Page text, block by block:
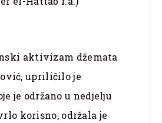
aktivizam džemata
upriličilo je
je održano u nedjelju
korisno, održala je